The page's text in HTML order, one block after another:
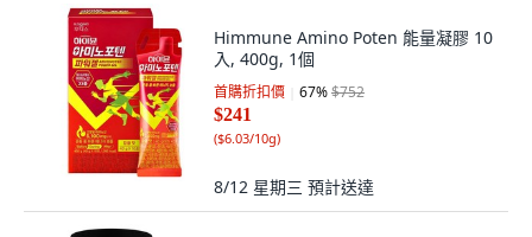
Himmune Amino Poten 能量凝膠 10
入, 400g, 1個
首購折扣價 67%$752
$241
($6.03/10g)
8/12 星期三 預計送達